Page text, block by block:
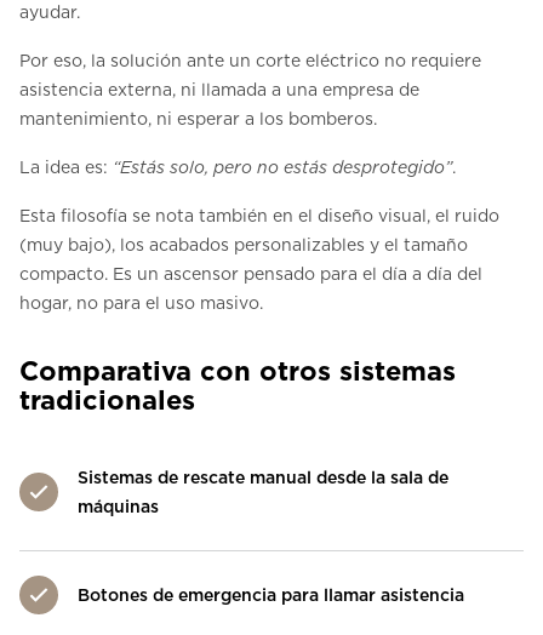
ayudar.
Por eso, la solución ante un corte eléctrico no requiere
asistencia externa, ni llamada a una empresa de
mantenimiento, ni esperar a los bomberos.
La idea es: “Estás solo, pero no estás desprotegido”.
Esta filosofía se nota también en el diseño visual, el ruido
(muy bajo), los acabados personalizables y el tamaño
compacto. Es un ascensor pensado para el día a día del
hogar, no para el uso masivo.
Comparativa con otros sistemas
tradicionales
Sistemas de rescate manual desde la sala de
máquinas
Botones de emergencia para llamar asistencia